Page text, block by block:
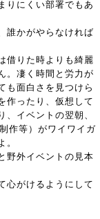
りにくい部署でもあ
誰かがやらなければ
借りた時よりも綺麗
。凄く時間と労力が
も面白さを見つけら
作ったり、仮想して
、イベントの翌朝、
作等）がワイワイガ
。
野外イベントの見本
心がけるようにして